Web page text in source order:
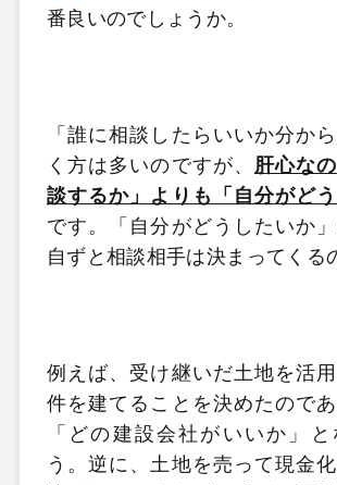
番良いのでしょうか。
「誰に相談したらいいか分か
く方は多いのですが、
肝心な
談するか」よりも「自分がどう
です。「自分がどうしたいか
自ずと相談相手は決まってくる
例えば、受け継いだ土地を活
件を建てることを決めたので
「どの建設会社がいいか」と
う。逆に、土地を売って現金